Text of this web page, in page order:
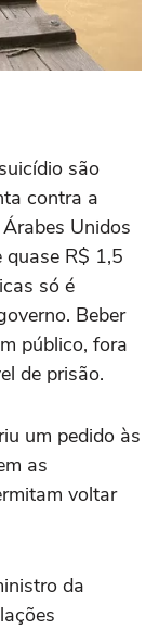
são
contra a
Unidos
quase R$ 1,5
só é
Beber
público, fora
de prisão.
um pedido às
as
voltar
da